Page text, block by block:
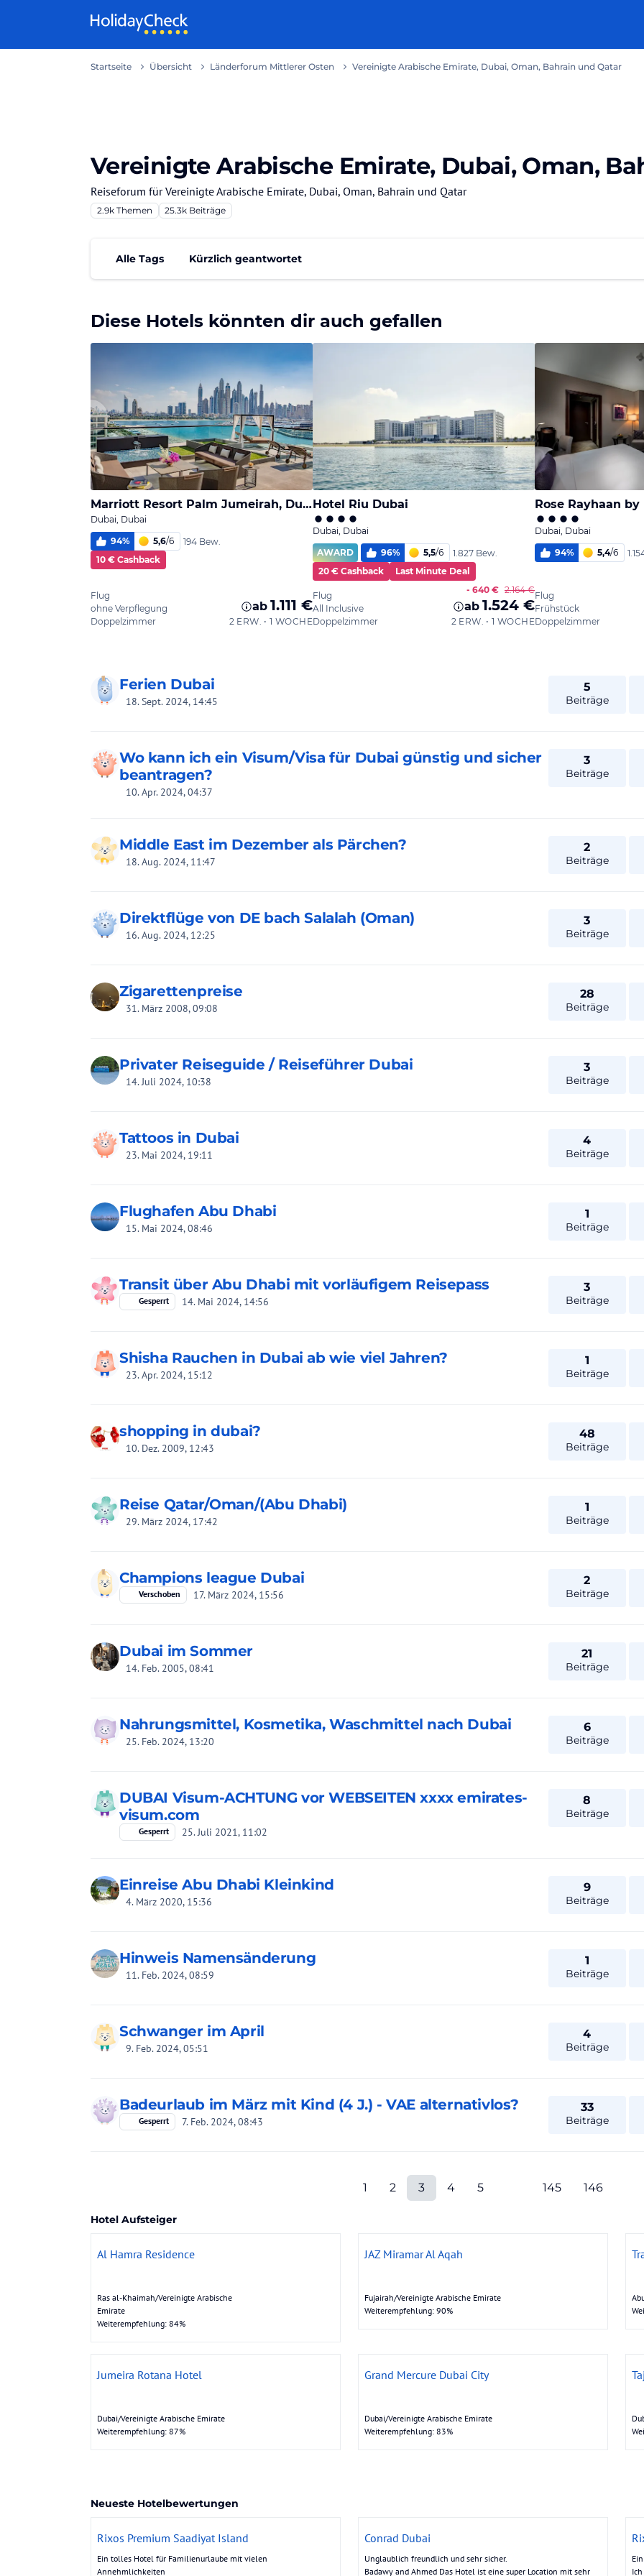
Startseite Übersicht Länderforum Mittlerer Osten Vereinigte Arabische Emirate, Dubai, Oman, Bahrain und Qatar
Vereinigte Arabische Emirate, Dubai, Oman,
Reiseforum für Vereinigte Arabische Emirate, Dubai, Oman, Bahrain und Qatar
2.9k Themen 25.3k Beiträge
Alle Tags Kürzlich geantwortet
Ferien Dubai
18. Sept. 2024, 14:45
5
Beiträge
Wo kann ich ein Visum/Visa für Dubai günstig und sicher
beantragen?
10. Apr. 2024, 04:37
3
Beiträge
Middle East im Dezember als Pärchen?
18. Aug. 2024, 11:47
2
Beiträge
Direktflüge von DE bach Salalah (Oman)
16. Aug. 2024, 12:25
3
Beiträge
Zigarettenpreise
31. März 2008, 09:08
28
Beiträge
Privater Reiseguide / Reiseführer Dubai
14. Juli 2024, 10:38
3
Beiträge
Tattoos in Dubai
23. Mai 2024, 19:11
4
Beiträge
Flughafen Abu Dhabi
15. Mai 2024, 08:46
1
Beiträge
Transit über Abu Dhabi mit vorläufigem Reisepass
Gesperrt 14. Mai 2024, 14:56
3
Beiträge
Shisha Rauchen in Dubai ab wie viel Jahren?
23. Apr. 2024, 15:12
1
Beiträge
shopping in dubai?
10. Dez. 2009, 12:43
48
Beiträge
Reise Qatar/Oman/(Abu Dhabi)
29. März 2024, 17:42
1
Beiträge
Champions league Dubai
Verschoben 17. März 2024, 15:56
2
Beiträge
Dubai im Sommer
14. Feb. 2005, 08:41
21
Beiträge
Nahrungsmittel, Kosmetika, Waschmittel nach Dubai
25. Feb. 2024, 13:20
6
Beiträge
DUBAI Visum-ACHTUNG vor WEBSEITEN xxxx emirates-
visum.com
Gesperrt 25. Juli 2021, 11:02
8
Beiträge
Einreise Abu Dhabi Kleinkind
4. März 2020, 15:36
9
Beiträge
Hinweis Namensänderung
11. Feb. 2024, 08:59
1
Beiträge
Schwanger im April
9. Feb. 2024, 05:51
4
Beiträge
Badeurlaub im März mit Kind (4 J.) - VAE alternativlos?
Gesperrt 7. Feb. 2024, 08:43
33
Beiträge
1 2 3 4 5 145 146
Hotel Aufsteiger
Al Hamra Residence
Ras al-Khaimah/Vereinigte Arabische
Emirate
Weiterempfehlung: 84%
JAZ Miramar Al Aqah
Fujairah/Vereinigte Arabische Emirate
Weiterempfehlung: 90%
Jumeira Rotana Hotel
Dubai/Vereinigte Arabische Emirate
Weiterempfehlung: 87%
Grand Mercure Dubai City
Dubai/Vereinigte Arabische Emirate
Weiterempfehlung: 83%
Neueste Hotelbewertungen
Rixos Premium Saadiyat Island
Ein tolles Hotel für Familienurlaube mit vielen
Annehmlichkeiten
Conrad Dubai
Unglaublich freundlich und sehr sicher.
Badawy and Ahmed Das Hotel ist eine super Location mit sehr